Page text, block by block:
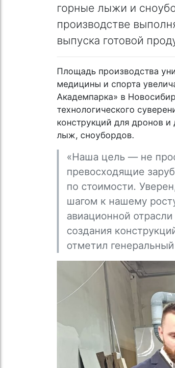
горные лыжи и
производстве
выпуска готовой
Площадь производства
медицины и спорта
Академпарка» в
технологического
конструкций для дронов и
лыж, сноубордов.
«Наша цель — не
превосходящие
по стоимости.
шагом к нашему
авиационной
создания
отметил